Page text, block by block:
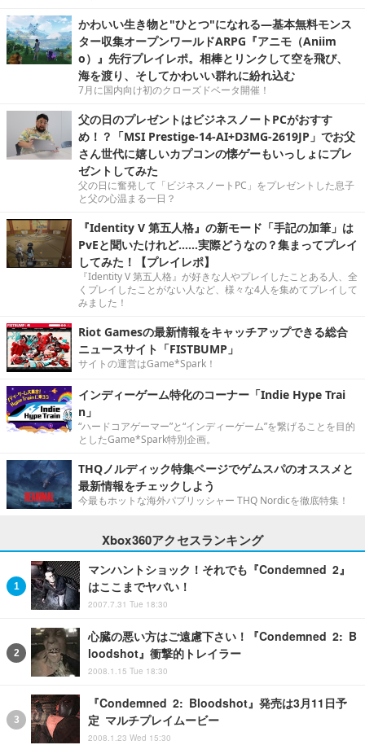
かわいい生き物と"ひとつ"になれる―基本無料モンス
ター収集オープンワールドARPG『アニモ（Aniim
o）』先行プレイレポ。相棒とリンクして空を飛び、
海を渡り、そしてかわいい群れに紛れ込む
7月に国内向け初のクローズドベータ開催！
父の日のプレゼントはビジネスノートPCがおすす
め！？「MSI Prestige-14-AI+D3MG-2619JP」でお父
さん世代に嬉しいカプコンの懐ゲーもいっしょにプレ
ゼントしてみた
父の日に奮発して「ビジネスノートPC」をプレゼントした息子
と父の心温まる一日？
『Identity V 第五人格』の新モード「手記の加筆」は
PvEと聞いたけれど……実際どうなの？集まってプレイ
してみた！【プレイレポ】
『Identity V 第五人格』が好きな人やプレイしたことある人、全
くプレイしたことがない人など、様々な4人を集めてプレイして
みました！
Riot Gamesの最新情報をキャッチアップできる総合
ニュースサイト「FISTBUMP」
サイトの運営はGame*Spark！
インディーゲーム特化のコーナー「Indie Hype Trai
n」
“ハードコアゲーマー”と“インディーゲーム”を繋げることを目的
としたGame*Spark特別企画。
THQノルディック特集ページでゲムスパのオススメと
最新情報をチェックしよう
今最もホットな海外パブリッシャー THQ Nordicを徹底特集！
Xbox360アクセスランキング
マンハントショック！それでも『Condemned 2』
はここまでヤバい！
2007.7.31 Tue 18:30
心臓の悪い方はご遠慮下さい！『Condemned 2: B
loodshot』衝撃的トレイラー
2008.1.15 Tue 18:30
『Condemned 2: Bloodshot』発売は3月11日予
定 マルチプレイムービー
2008.1.23 Wed 15:30